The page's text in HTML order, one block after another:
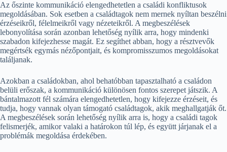
Az őszinte kommunikáció elengedhetetlen a családi konfliktusok
megoldásában. Sok esetben a családtagok nem mernek nyíltan beszélni
érzéseikről, félelmeikről vagy nézeteikről. A megbeszélések
lebonyolítása során azonban lehetőség nyílik arra, hogy mindenki
szabadon kifejezhesse magát. Ez segíthet abban, hogy a résztvevők
megértsék egymás nézőpontjait, és kompromisszumos megoldásokat
találjanak.
Azokban a családokban, ahol behatóbban tapasztalható a családon
belüli erőszak, a kommunikáció különösen fontos szerepet játszik. A
bántalmazott fél számára elengedhetetlen, hogy kifejezze érzéseit, és
tudja, hogy vannak olyan támogató családtagok, akik meghallgatják őt.
A megbeszélések során lehetőség nyílik arra is, hogy a családi tagok
felismerjék, amikor valaki a határokon túl lép, és együtt járjanak el a
problémák megoldása érdekében.